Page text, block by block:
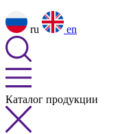
ru en
Каталог продукции